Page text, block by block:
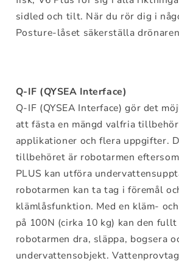
sidled och tilt. När du rör dig i
Posture-låset säkerställa
Q-IF (QYSEA Interface)
Q-IF (QYSEA Interface) gör det
att fästa en mängd valfria
applikationer och flera uppgifter.
tillbehöret är robotarmen
PLUS kan utföra
robotarmen kan ta tag i föremål
klämlåsfunktion. Med en kläm-
på 100N (cirka 10 kg) kan den
robotarmen dra, släppa, bogsera
undervattensobjekt.